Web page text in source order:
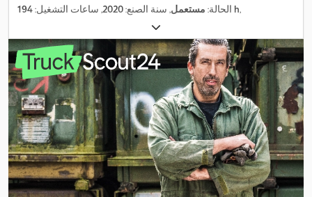
الحالة: مستعمل, سنة الصنع:2020, ساعات التشغيل: 194 h,